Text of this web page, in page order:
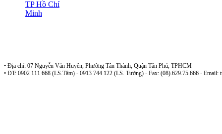
TP Hồ Chí
Minh
• Địa chỉ: 07 Nguyễn Văn Huyên, Phường Tân Thành, Quận Tân Phú, TPHCM
• ĐT: 0902 111 668 (LS.Tâm) - 0913 744 122 (LS. Tường) - Fax: (08).629.75.666 - Email: